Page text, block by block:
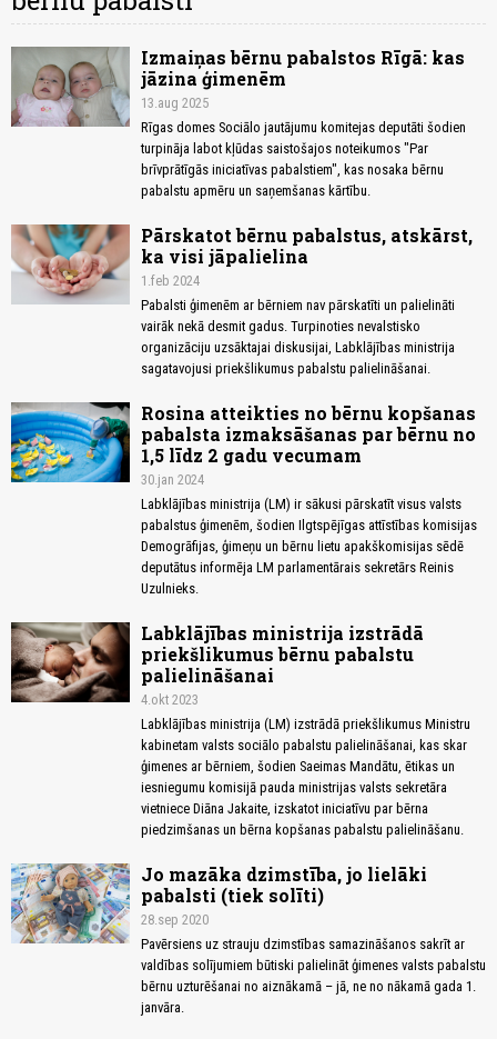
Izmaiņas bērnu pabalstos Rīgā: kas
jāzina ģimenēm
13.aug 2025
Rīgas domes Sociālo jautājumu komitejas deputāti šodien
turpināja labot kļūdas saistošajos noteikumos "Par
brīvprātīgās iniciatīvas pabalstiem", kas nosaka bērnu
pabalstu apmēru un saņemšanas kārtību.
Pārskatot bērnu pabalstus, atskārst,
ka visi jāpalielina
1.feb 2024
Pabalsti ģimenēm ar bērniem nav pārskatīti un palielināti
vairāk nekā desmit gadus. Turpinoties nevalstisko
organizāciju uzsāktajai diskusijai, Labklājības ministrija
sagatavojusi priekšlikumus pabalstu palielināšanai.
Rosina atteikties no bērnu kopšanas
pabalsta izmaksāšanas par bērnu no
1,5 līdz 2 gadu vecumam
30.jan 2024
Labklājības ministrija (LM) ir sākusi pārskatīt visus valsts
pabalstus ģimenēm, šodien Ilgtspējīgas attīstības komisijas
Demogrāfijas, ģimeņu un bērnu lietu apakškomisijas sēdē
deputātus informēja LM parlamentārais sekretārs Reinis
Uzulnieks.
Labklājības ministrija izstrādā
priekšlikumus bērnu pabalstu
palielināšanai
4.okt 2023
Labklājības ministrija (LM) izstrādā priekšlikumus Ministru
kabinetam valsts sociālo pabalstu palielināšanai, kas skar
ģimenes ar bērniem, šodien Saeimas Mandātu, ētikas un
iesniegumu komisijā pauda ministrijas valsts sekretāra
vietniece Diāna Jakaite, izskatot iniciatīvu par bērna
piedzimšanas un bērna kopšanas pabalstu palielināšanu.
Jo mazāka dzimstība, jo lielāki
pabalsti (tiek solīti)
28.sep 2020
Pavērsiens uz strauju dzimstības samazināšanos sakrīt ar
valdības solījumiem būtiski palielināt ģimenes valsts pabalstu
bērnu uzturēšanai no aiznākamā – jā, ne no nākamā gada 1.
janvāra.